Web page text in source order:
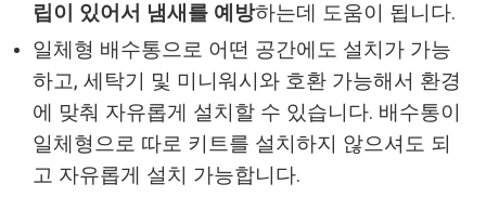
립이 있어서 냄새를 예방하는데 도움이 됩니다.
일체형 배수통으로 어떤 공간에도 설치가 가능
하고, 세탁기 및 미니워시와 호환 가능해서 환경
에 맞춰 자유롭게 설치할 수 있습니다. 배수통이
일체형으로 따로 키트를 설치하지 않으셔도 되
고 자유롭게 설치 가능합니다.